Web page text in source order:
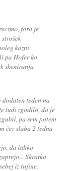
fora je
kazni
pa Hofer ko
skeniranja
teden na
tudi zgodilo, da je
pa sem potem
čez slaba 2 tedna
da lahko
Skratka
iz tujine.